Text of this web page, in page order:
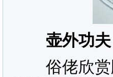
壶外功夫
俗佬欣赏顾